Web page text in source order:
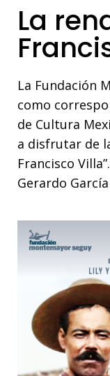
La
La Fundación
como
de Cultura
a disfrutar de
Francisco
Gerardo